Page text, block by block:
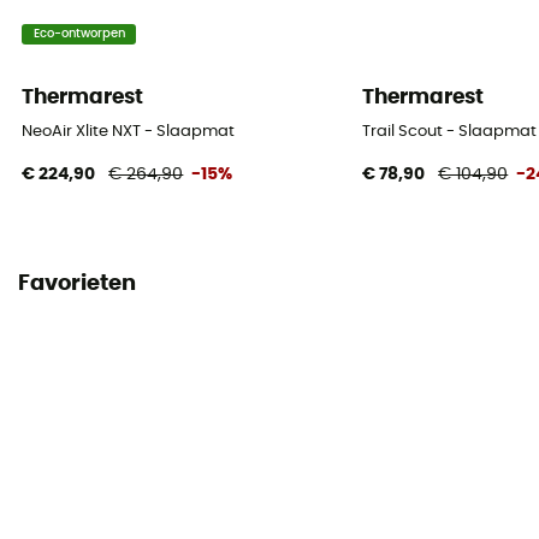
Eco-ontworpen
Thermarest
NeoAir Xlite NXT - Slaapmat
€ 224,90 € 264,90 -15%
Thermarest
Trail Scout - Slaapmat
€ 78,90 € 104,90 -
Favorieten